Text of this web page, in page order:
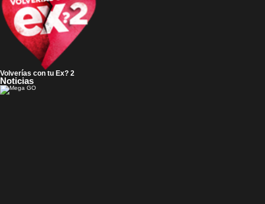
Volverías con tu Ex? 2
Noticias